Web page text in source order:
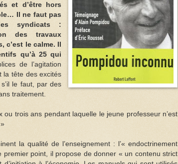
et d’être hors
Il ne faut pas
syndicats :
des travaux
le calme. Il
qu’à 25 qui
de l’agitation
la tête des excités
le faut, par des
traitement.
trois ans pendant laquelle le jeune professeur n’est
la qualité de l’enseignement : l’« endoctrinement
point, il propose de donner « un contenu strict